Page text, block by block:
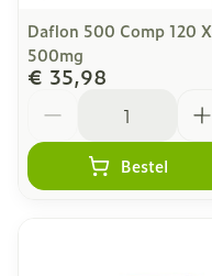
Daflon 500 Comp 120 X
500mg
€ 35,98
Bestel